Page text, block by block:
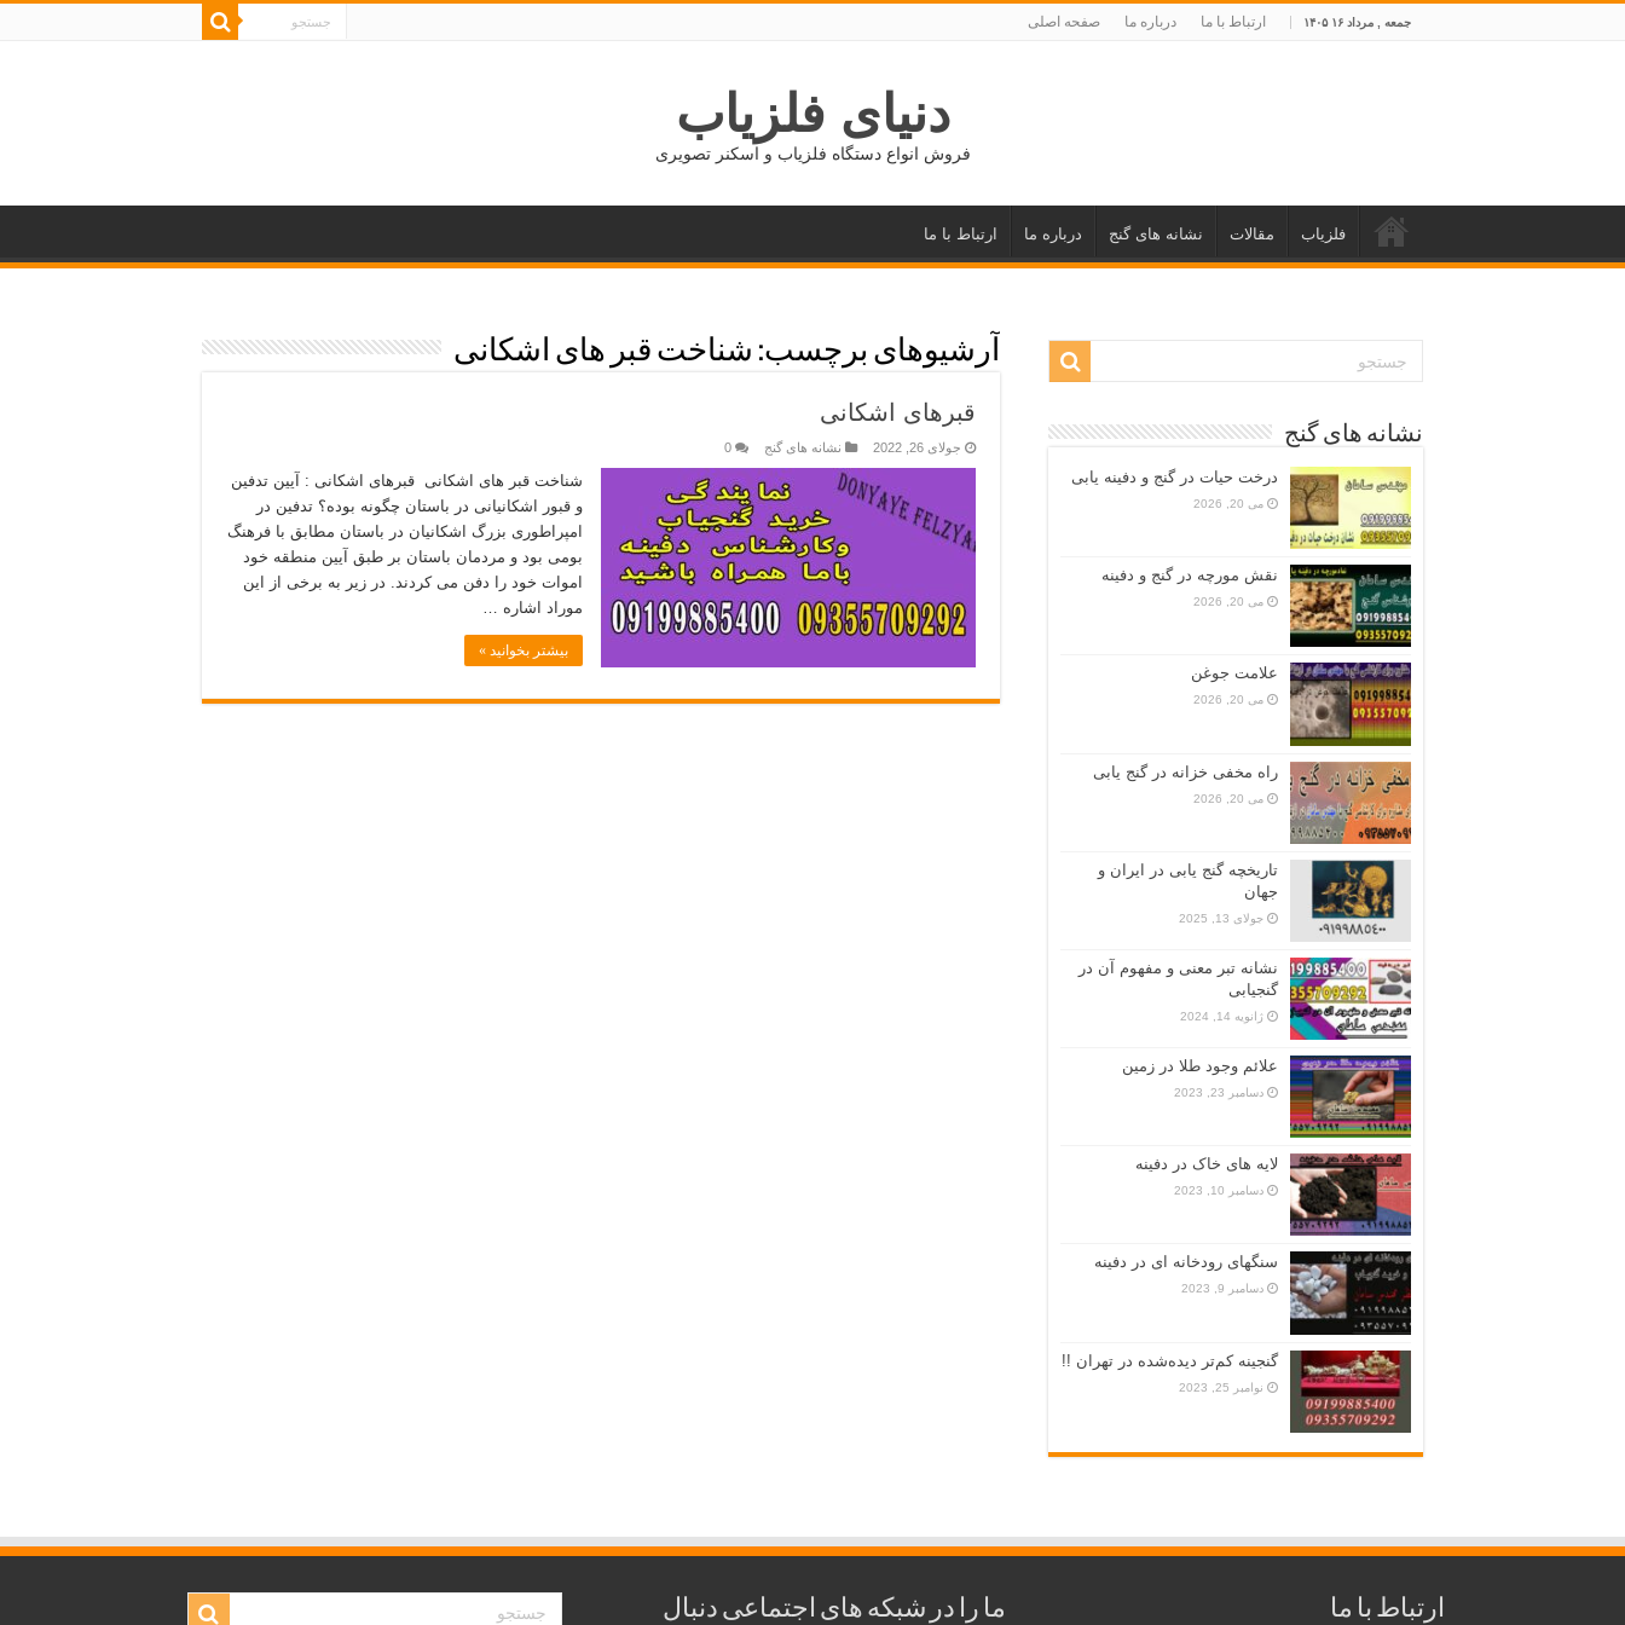
جمعه , مرداد ۱۶ ۱۴۰۵ ارتباط با ما درباره ما صفحه اصلی
دنیای فلزیاب
فروش انواع دستگاه فلزیاب و اسکنر تصویری
فلزیاب مقالات نشانه های گنج درباره ما ارتباط با ما
آرشیوهای برچسب: شناخت قبر های اشکانی
قبرهای اشکانی
جولای 26, 2022 نشانه های گنج 0
شناخت قبر های اشکانی قبرهای اشکانی : آیین تدفین
و قبور اشکانیانی در باستان چگونه بوده؟ تدفین در
امپراطوری بزرگ اشکانیان در باستان مطابق با فرهنگ
بومی بود و مردمان باستان بر طبق آیین منطقه خود
اموات خود را دفن می کردند. در زیر به برخی از این
موراد اشاره …
بیشتر بخوانید »
نشانه های گنج
درخت حیات در گنج و دفینه یابی
می 20, 2026
نقش مورچه در گنج و دفینه
می 20, 2026
علامت جوغن
می 20, 2026
راه مخفی خزانه در گنج یابی
می 20, 2026
تاریخچه گنج‌ یابی در ایران و
جهان
جولای 13, 2025
نشانه تبر معنی و مفهوم آن در
گنجیابی
ژانویه 14, 2024
علائم وجود طلا در زمین
دسامبر 23, 2023
لایه های خاک در دفینه
دسامبر 10, 2023
سنگهای رودخانه ای در دفینه
دسامبر 9, 2023
گنجینه کم‌تر دیده‌شده در تهران !!
نوامبر 25, 2023
ارتباط با ما ما را در شبکه های اجتماعی دنبال